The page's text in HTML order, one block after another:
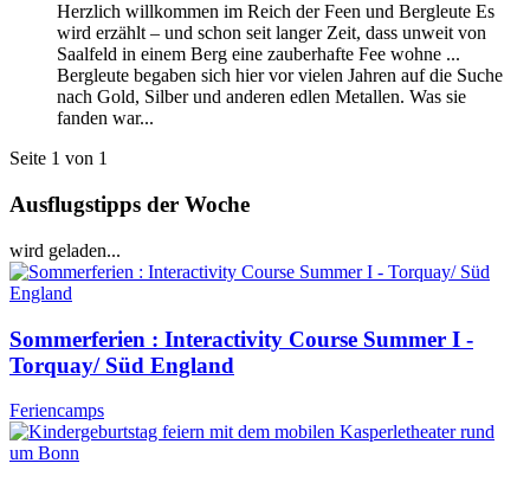
Herzlich willkommen im Reich der Feen und Bergleute Es
wird erzählt – und schon seit langer Zeit, dass unweit von
Saalfeld in einem Berg eine zauberhafte Fee wohne ...
Bergleute begaben sich hier vor vielen Jahren auf die Suche
nach Gold, Silber und anderen edlen Metallen. Was sie
fanden war...
Seite 1 von 1
Ausflugstipps der Woche
wird geladen...
Sommerferien : Interactivity Course Summer I -
Torquay/ Süd England
Feriencamps